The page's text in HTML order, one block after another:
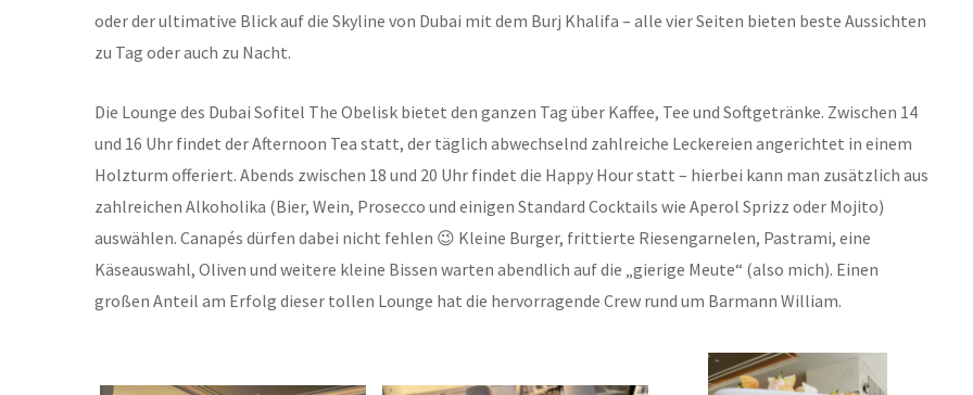
oder der ultimative Blick auf die Skyline von Dubai mit dem Burj Khalifa – alle vier Seiten bieten beste Aussichten
zu Tag oder auch zu Nacht.
Die Lounge des Dubai Sofitel The Obelisk bietet den ganzen Tag über Kaffee, Tee und Softgetränke. Zwischen 14
und 16 Uhr findet der Afternoon Tea statt, der täglich abwechselnd zahlreiche Leckereien angerichtet in einem
Holzturm offeriert. Abends zwischen 18 und 20 Uhr findet die Happy Hour statt – hierbei kann man zusätzlich aus
zahlreichen Alkoholika (Bier, Wein, Prosecco und einigen Standard Cocktails wie Aperol Sprizz oder Mojito)
auswählen. Canapés dürfen dabei nicht fehlen 😉 Kleine Burger, frittierte Riesengarnelen, Pastrami, eine
Käseauswahl, Oliven und weitere kleine Bissen warten abendlich auf die „gierige Meute“ (also mich). Einen
großen Anteil am Erfolg dieser tollen Lounge hat die hervorragende Crew rund um Barmann William.